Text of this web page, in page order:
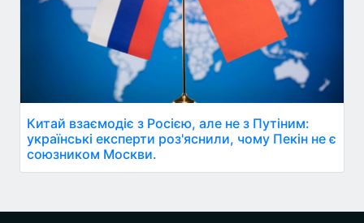
Китай взаємодіє з Росією, але не з Путіним:
українські експерти роз'яснили, чому Пекін не є
союзником Москви.